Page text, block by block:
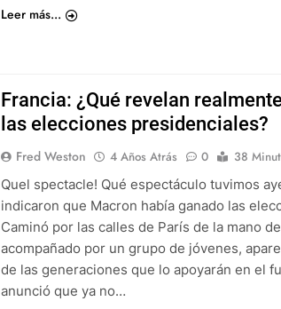
Leer más...
Francia: ¿Qué revelan
las elecciones presidenciales?
Fred Weston 4 Años Atrás 0
38
Quel spectacle! Qué espectáculo tuvimos
indicaron que Macron había ganado las
Caminó por las calles de París de la mano
acompañado por un grupo de jóvenes,
de las generaciones que lo apoyarán en el
anunció que ya no…